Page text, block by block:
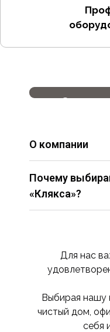
О компании
Почему
«Клякса»?
Опыт и
клиенту.
Гибкость
срочного
Доступные
Для нас
Выбирая нашу
чистый дом,
себя